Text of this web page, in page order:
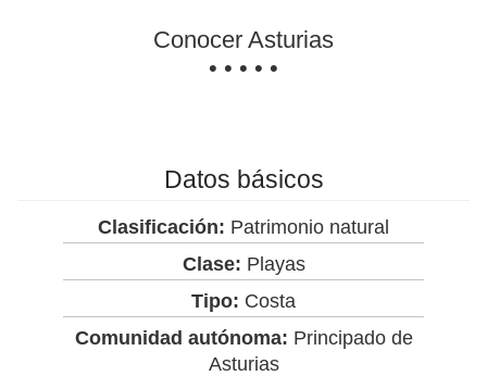
Conocer Asturias
• • • • •
Datos básicos
Clasificación: Patrimonio natural
Clase: Playas
Tipo: Costa
Comunidad autónoma: Principado de
Asturias